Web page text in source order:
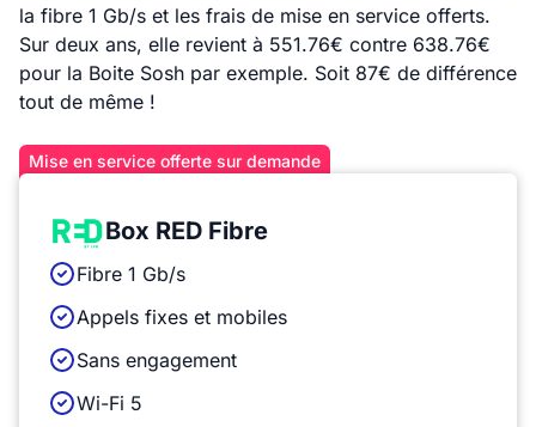
la fibre 1 Gb/s et les frais de mise en service offerts.
Sur deux ans, elle revient à 551.76€ contre 638.76€
pour la Boite Sosh par exemple. Soit 87€ de différence
tout de même !
Mise en service offerte sur demande
Box RED Fibre
Fibre 1 Gb/s
Appels fixes et mobiles
Sans engagement
Wi-Fi 5